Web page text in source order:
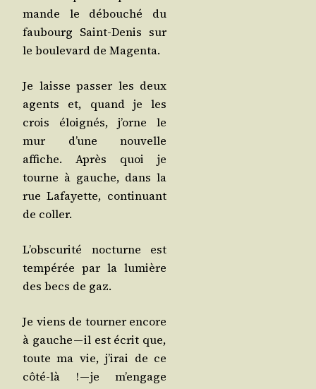
mande le débou­ché du
fau­bourg Saint-Denis sur
le bou­le­vard de Magenta.
Je laisse pas­ser les deux
agents et, quand je les
crois éloi­gnés, j’orne le
mur d’une nou­velle
affiche. Après quoi je
tourne à gauche, dans la
rue Lafayette, conti­nuant
de coller.
L’obs­cu­ri­té noc­turne est
tem­pé­rée par la lumière
des becs de gaz.
Je viens de tour­ner encore
à gauche — il est écrit que,
toute ma vie, j’i­rai de ce
côté-là ! — je m’en­gage